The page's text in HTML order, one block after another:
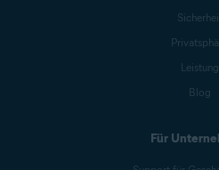
Leistung
Blog
Für